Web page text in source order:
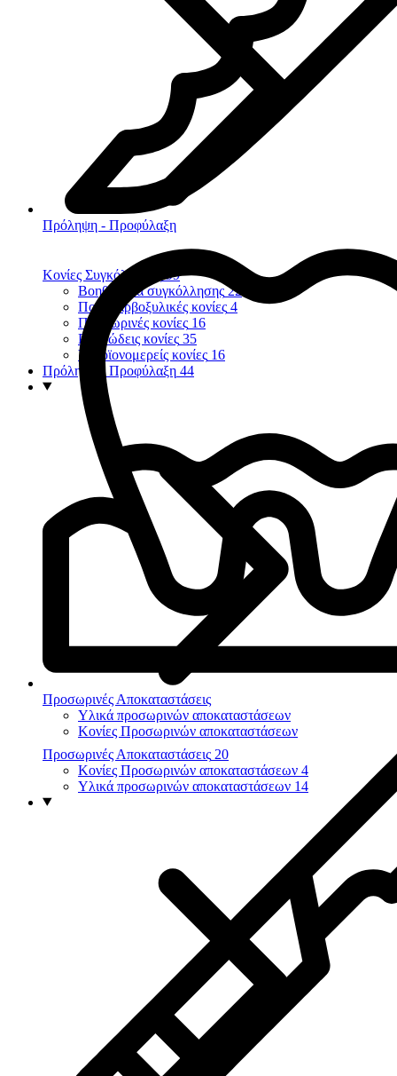
Πρόληψη - Προφύλαξη
Προσωρινές Αποκαταστάσεις
Υλικά προσωρινών αποκαταστάσεων
Κονίες Προσωρινών αποκαταστάσεων
Κονίες Συγκόλλησης
99
Βοηθήματα συγκόλλησης 22
Πολυκαρβοξυλικές κονίες 4
Προσωρινές κονίες 16
Ρητινώδεις κονίες 35
Υαλοϊονομερείς κονίες 16
Πρόληψη - Προφύλαξη 44
Προσωρινές Αποκαταστάσεις 20
Κονίες Προσωρινών αποκαταστάσεων 4
Υλικά προσωρινών αποκαταστάσεων 14